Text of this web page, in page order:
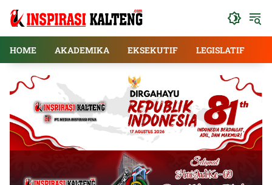
HOME
AKADEMIKA EKSEKUTIF LEGISLATIF